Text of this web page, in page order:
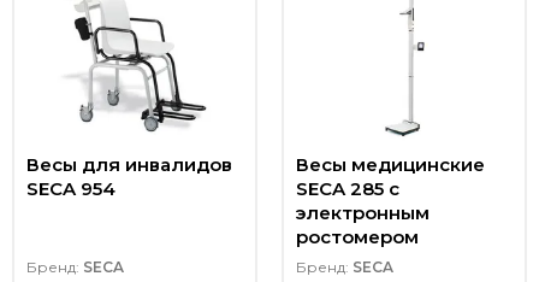
Весы для инвалидов
SECA 954
Бренд: SECA
Весы медицинские
SECA 285 с
электронным
ростомером
Бренд: SECA